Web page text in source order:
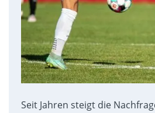
Seit Jahren steigt die